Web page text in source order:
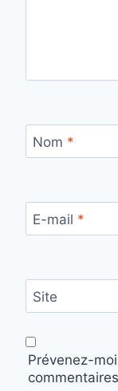
Nom *
E-mail *
Site
Prévenez-